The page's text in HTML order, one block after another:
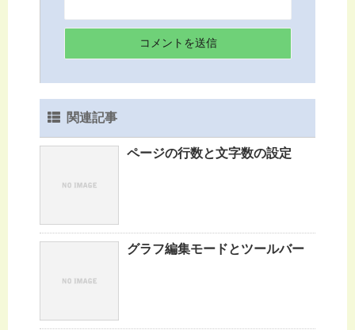
関連記事
ページの行数と文字数の設定
グラフ編集モードとツールバー